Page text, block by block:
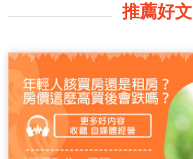
推薦好文